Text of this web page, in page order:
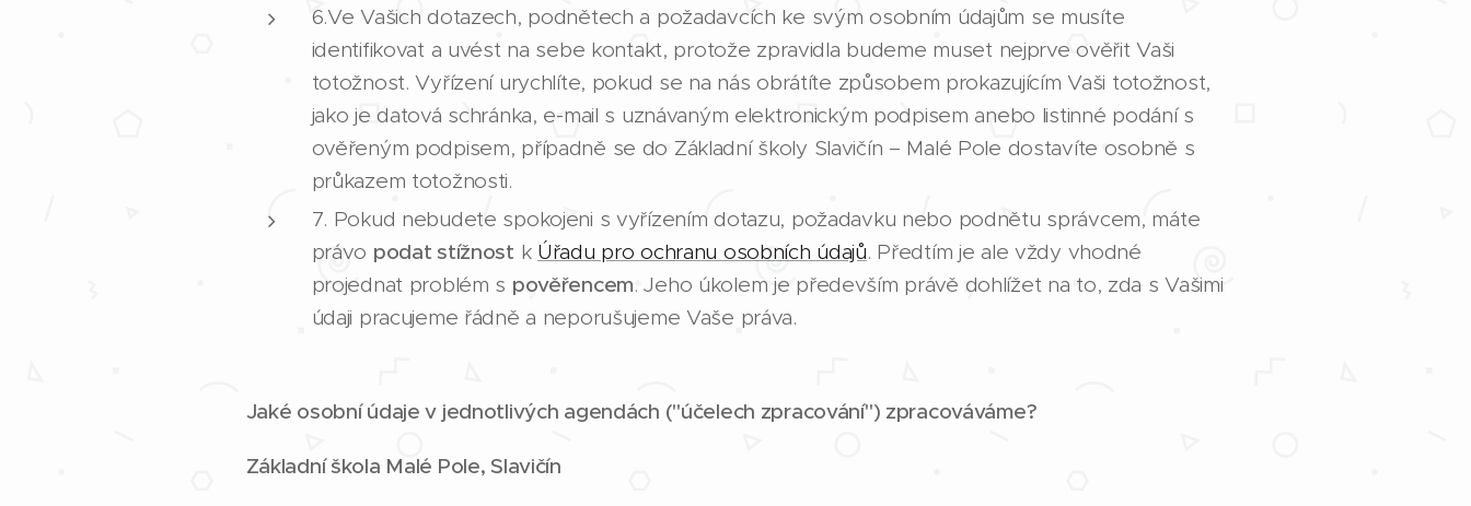
6.Ve Vašich dotazech, podnětech a požadavcích ke svým osobním údajům se musíte
identifikovat a uvést na sebe kontakt, protože zpravidla budeme muset nejprve ověřit Vaši
totožnost. Vyřízení urychlíte, pokud se na nás obrátíte způsobem prokazujícím Vaši totožnost,
jako je datová schránka, e-mail s uznávaným elektronickým podpisem anebo listinné podání s
ověřeným podpisem, případně se do Základní školy Slavičín – Malé Pole dostavíte osobně s
průkazem totožnosti.
7. Pokud nebudete spokojeni s vyřízením dotazu, požadavku nebo podnětu správcem, máte
právo podat stížnost k Úřadu pro ochranu osobních údajů. Předtím je ale vždy vhodné
projednat problém s pověřencem. Jeho úkolem je především právě dohlížet na to, zda s Vašimi
údaji pracujeme řádně a neporušujeme Vaše práva.
Jaké osobní údaje v jednotlivých agendách ("účelech zpracování") zpracováváme?
Základní škola Malé Pole, Slavičín